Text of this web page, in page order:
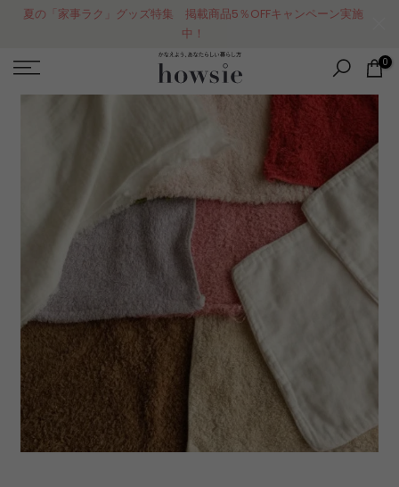
コ
テ
ン
ツ
LINEお友達登録で、300円クーポンPRESENT！
0